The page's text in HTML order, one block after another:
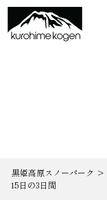
黒姫高原スノーパーク >
15日の3日間